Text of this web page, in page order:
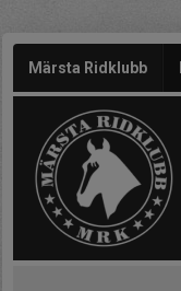
Märsta Ridklubb